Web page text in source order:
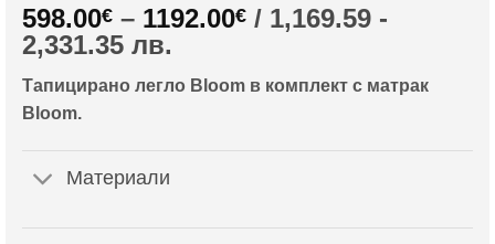
598.00€ – 1192.00€Price
through
/ 1,169.59 -
2,331.35 лв.
Тапицирано легло Bloom в комплект с матрак
Bloom.
Материали